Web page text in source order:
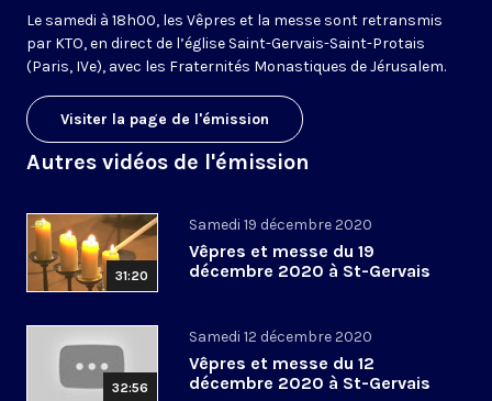
Le samedi à 18h00, les Vêpres et la messe sont retransmis
par KTO, en direct de l’église Saint-Gervais-Saint-Protais
(Paris, IVe), avec les Fraternités Monastiques de Jérusalem.
Visiter la page de l'émission
Autres vidéos de l'émission
31:20
Samedi 19 décembre 2020
Vêpres et messe du 19
décembre 2020 à St-Gervais
32:56
Samedi 12 décembre 2020
Vêpres et messe du 12
décembre 2020 à St-Gervais